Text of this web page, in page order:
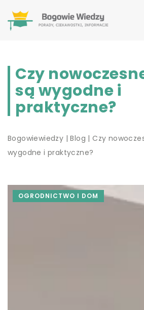
Czy
są wygodne i
praktyczne?
Bogowiewiedzy |Blog |Czy
wygodne i praktyczne?
OGRODNICTWO I DOM